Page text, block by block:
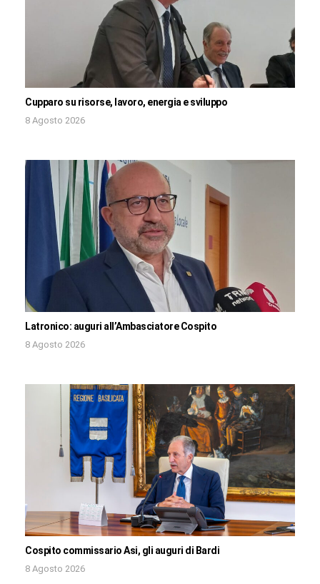
Cupparo su risorse, lavoro, energia e sviluppo
8 Agosto 2026
Latronico: auguri all’Ambasciatore Cospito
8 Agosto 2026
Cospito commissario Asi, gli auguri di Bardi
8 Agosto 2026